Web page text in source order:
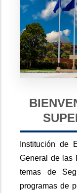
Institución de
General de las
temas de
programas de